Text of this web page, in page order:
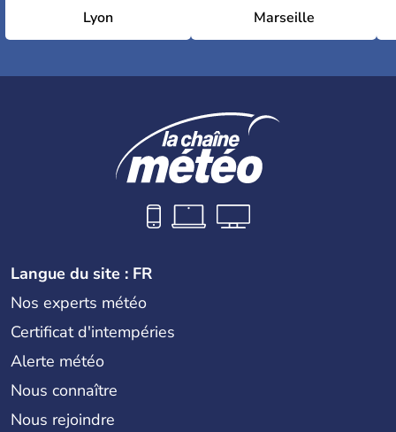
Lyon Marseille
Langue du site : FR
Nos experts météo
Certificat d'intempéries
Alerte météo
Nous connaître
Nous rejoindre